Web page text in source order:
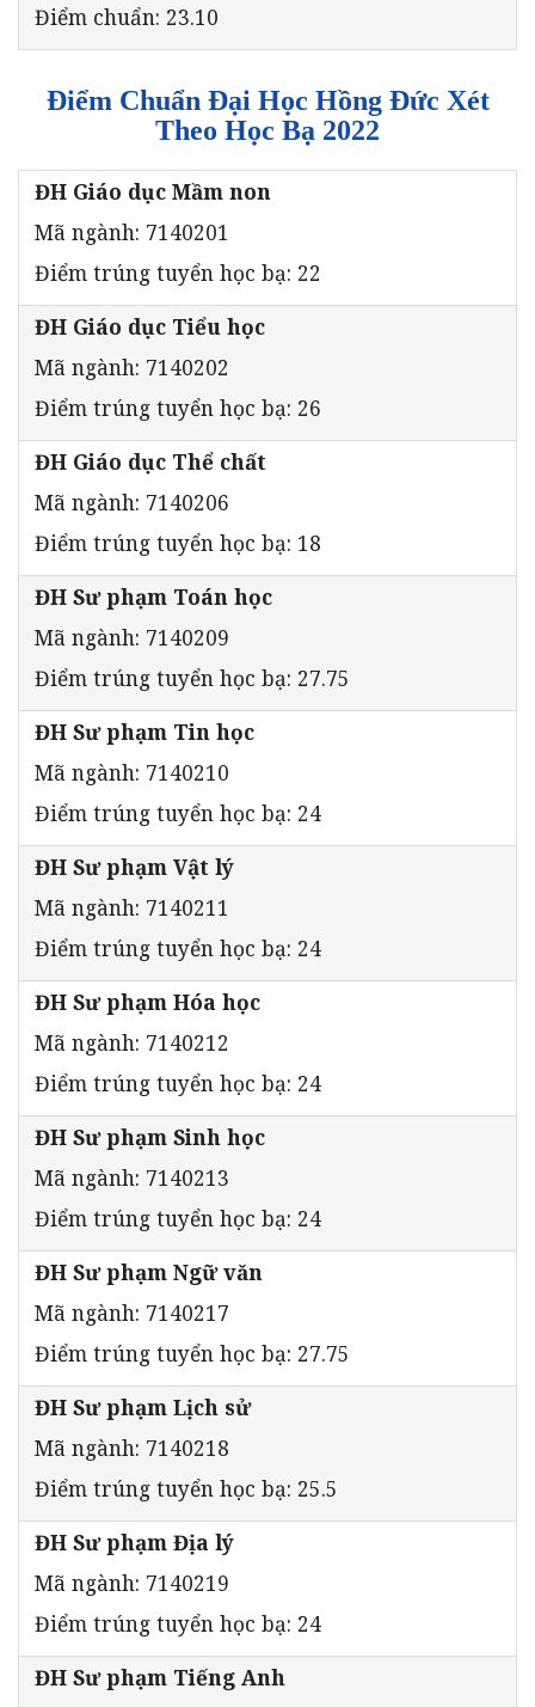
Điểm chuẩn: 23.10
Điểm Chuẩn Đại Học Hồng Đức Xét
Theo Học Bạ 2022
ĐH Giáo dục Mầm non
Mã ngành: 7140201
Điểm trúng tuyển học bạ: 22
ĐH Giáo dục Tiểu học
Mã ngành: 7140202
Điểm trúng tuyển học bạ: 26
ĐH Giáo dục Thể chất
Mã ngành: 7140206
Điểm trúng tuyển học bạ: 18
ĐH Sư phạm Toán học
Mã ngành: 7140209
Điểm trúng tuyển học bạ: 27.75
ĐH Sư phạm Tin học
Mã ngành: 7140210
Điểm trúng tuyển học bạ: 24
ĐH Sư phạm Vật lý
Mã ngành: 7140211
Điểm trúng tuyển học bạ: 24
ĐH Sư phạm Hóa học
Mã ngành: 7140212
Điểm trúng tuyển học bạ: 24
ĐH Sư phạm Sinh học
Mã ngành: 7140213
Điểm trúng tuyển học bạ: 24
ĐH Sư phạm Ngữ văn
Mã ngành: 7140217
Điểm trúng tuyển học bạ: 27.75
ĐH Sư phạm Lịch sử
Mã ngành: 7140218
Điểm trúng tuyển học bạ: 25.5
ĐH Sư phạm Địa lý
Mã ngành: 7140219
Điểm trúng tuyển học bạ: 24
ĐH Sư phạm Tiếng Anh